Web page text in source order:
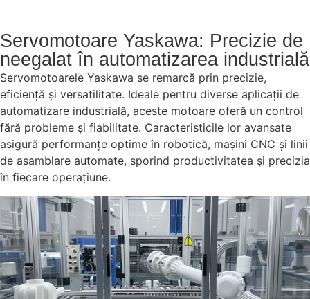
Servomotoare Yaskawa: Precizie de
neegalat în automatizarea industrială
Servomotoarele Yaskawa se remarcă prin precizie,
eficiență și versatilitate. Ideale pentru diverse aplicații de
automatizare industrială, aceste motoare oferă un control
fără probleme și fiabilitate. Caracteristicile lor avansate
asigură performanțe optime în robotică, mașini CNC și linii
de asamblare automate, sporind productivitatea și precizia
în fiecare operațiune.